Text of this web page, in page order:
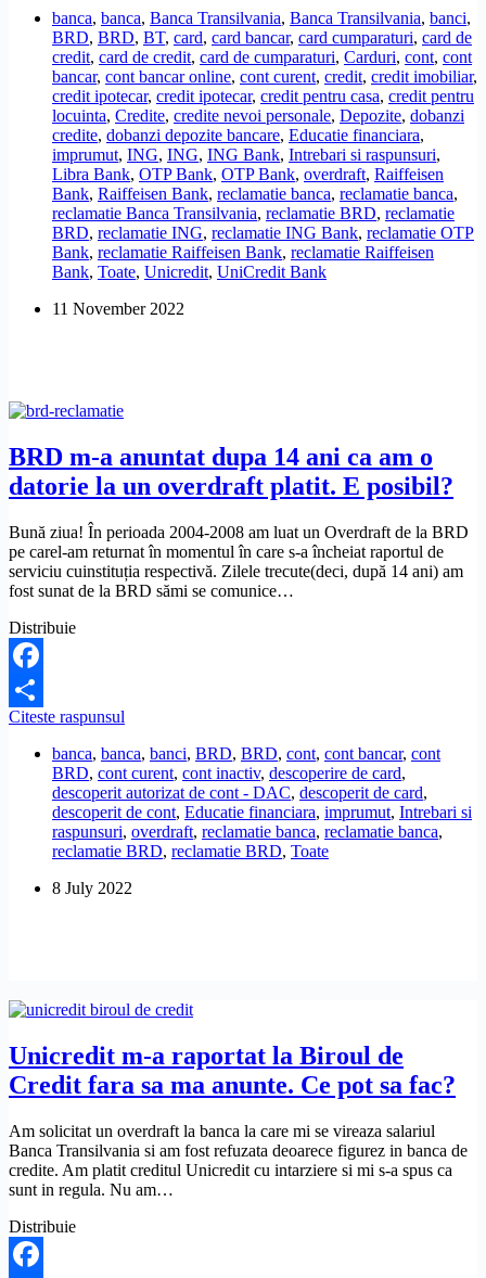
au
bancile
de
Black
Friday?
banca, banca, Banca Transilvania, Banca Transilvania, banci,
BRD, BRD, BT, card, card bancar, card cumparaturi, card de
credit, card de credit, card de cumparaturi, Carduri, cont, cont
bancar, cont bancar online, cont curent, credit, credit imobiliar,
credit ipotecar, credit ipotecar, credit pentru casa, credit pentru
locuinta, Credite, credite nevoi personale, Depozite, dobanzi
credite, dobanzi depozite bancare, Educatie financiara,
imprumut, ING, ING, ING Bank, Intrebari si raspunsuri,
Libra Bank, OTP Bank, OTP Bank, overdraft, Raiffeisen
Bank, Raiffeisen Bank, reclamatie banca, reclamatie banca,
reclamatie Banca Transilvania, reclamatie BRD, reclamatie
BRD, reclamatie ING, reclamatie ING Bank, reclamatie OTP
Bank, reclamatie Raiffeisen Bank, reclamatie Raiffeisen
Bank, Toate, Unicredit, UniCredit Bank
11 November 2022
BRD m-a anuntat dupa 14 ani ca am o
datorie la un overdraft platit. E posibil?
Bună ziua! În perioada 2004-2008 am luat un Overdraft de la BRD
pe carel-am returnat în momentul în care s-a încheiat raportul de
serviciu cuinstituția respectivă. Zilele trecute(deci, după 14 ani) am
fost sunat de la BRD sămi se comunice…
Distribuie
Facebook
Share
Citeste raspunsul
a
anuntat
dupa
14
ani
ca
o
E
banca, banca, banci, BRD, BRD, cont, cont bancar, cont
BRD, cont curent, cont inactiv, descoperire de card,
descoperit autorizat de cont - DAC, descoperit de card,
descoperit de cont, Educatie financiara, imprumut, Intrebari si
raspunsuri, overdraft, reclamatie banca, reclamatie banca,
reclamatie BRD, reclamatie BRD, Toate
8 July 2022
Unicredit m-a raportat la Biroul de
Credit fara sa ma anunte. Ce pot sa fac?
Am solicitat un overdraft la banca la care mi se vireaza salariul
Banca Transilvania si am fost refuzata deoarece figurez in banca de
credite. Am platit creditul Unicredit cu intarziere si mi s-a spus ca
sunt in regula. Nu am…
Distribuie